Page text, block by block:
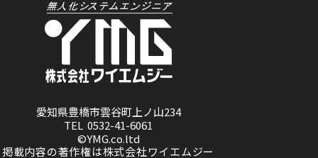
愛知県豊橋市雲谷町上ノ山234
TEL 0532-41-6061
©YMG.co.ltd
掲載内容の著作権は株式会社ワイエムジー